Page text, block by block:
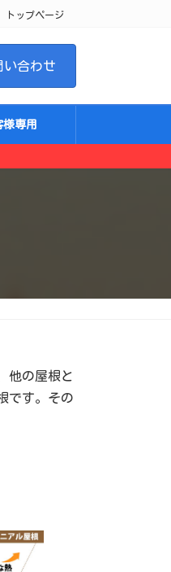
トップページ
い合わせ
専用
他の屋根と
です。その